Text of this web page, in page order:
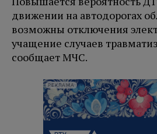
движении на автодорогах
возможны отключения
учащение случаев
сообщает МЧС.
РЕКЛАМА